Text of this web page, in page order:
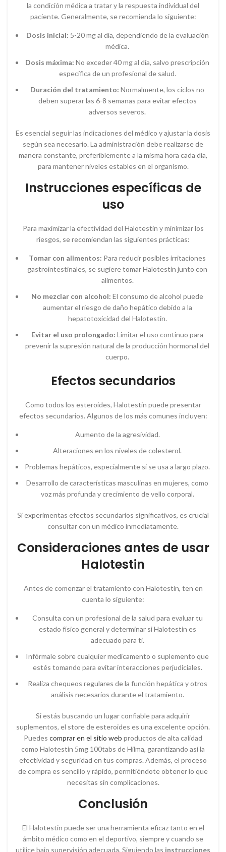
la condición médica a tratar y la respuesta individual del
paciente. Generalmente, se recomienda lo siguiente:
Dosis inicial: 5-20 mg al día, dependiendo de la evaluación
médica.
Dosis máxima: No exceder 40 mg al día, salvo prescripción
específica de un profesional de salud.
Duración del tratamiento: Normalmente, los ciclos no
deben superar las 6-8 semanas para evitar efectos
adversos severos.
Es esencial seguir las indicaciones del médico y ajustar la dosis
según sea necesario. La administración debe realizarse de
manera constante, preferiblemente a la misma hora cada día,
para mantener niveles estables en el organismo.
Instrucciones específicas de
uso
Para maximizar la efectividad del Halotestin y minimizar los
riesgos, se recomiendan las siguientes prácticas:
Tomar con alimentos: Para reducir posibles irritaciones
gastrointestinales, se sugiere tomar Halotestin junto con
alimentos.
No mezclar con alcohol: El consumo de alcohol puede
aumentar el riesgo de daño hepático debido a la
hepatotoxicidad del Halotestin.
Evitar el uso prolongado: Limitar el uso continuo para
prevenir la supresión natural de la producción hormonal del
cuerpo.
Efectos secundarios
Como todos los esteroides, Halotestin puede presentar
efectos secundarios. Algunos de los más comunes incluyen:
Aumento de la agresividad.
Alteraciones en los niveles de colesterol.
Problemas hepáticos, especialmente si se usa a largo plazo.
Desarrollo de características masculinas en mujeres, como
voz más profunda y crecimiento de vello corporal.
Si experimentas efectos secundarios significativos, es crucial
consultar con un médico inmediatamente.
Consideraciones antes de usar
Halotestin
Antes de comenzar el tratamiento con Halotestin, ten en
cuenta lo siguiente:
Consulta con un profesional de la salud para evaluar tu
estado físico general y determinar si Halotestin es
adecuado para ti.
Infórmale sobre cualquier medicamento o suplemento que
estés tomando para evitar interacciones perjudiciales.
Realiza chequeos regulares de la función hepática y otros
análisis necesarios durante el tratamiento.
Si estás buscando un lugar confiable para adquirir
suplementos, el store de esteroides es una excelente opción.
Puedes comprar en el sitio web productos de alta calidad
como Halotestin 5mg 100tabs de Hilma, garantizando así la
efectividad y seguridad en tus compras. Además, el proceso
de compra es sencillo y rápido, permitiéndote obtener lo que
necesitas sin complicaciones.
Conclusión
El Halotestin puede ser una herramienta eficaz tanto en el
ámbito médico como en el deportivo, siempre y cuando se
utilice bajo supervisión adecuada. Siguiendo las instrucciones